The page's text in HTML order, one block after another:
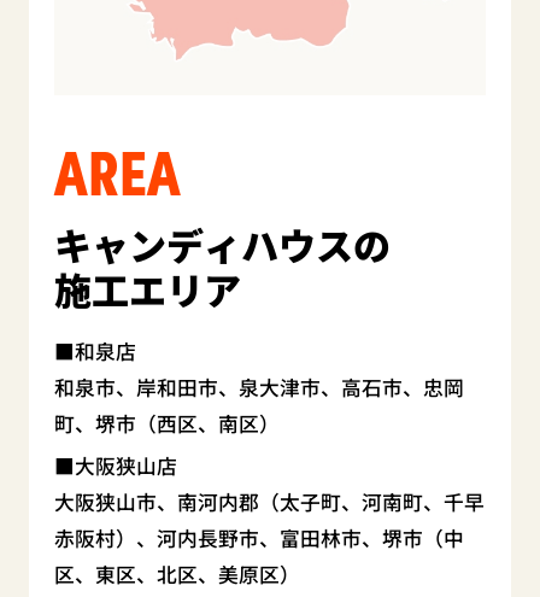
AREA
キャンディハウスの
施工エリア
和泉店
和泉市、岸和田市、泉大津市、高石市、忠岡
町、堺市（西区、南区）
大阪狭山店
大阪狭山市、南河内郡（太子町、河南町、千早
赤阪村）、河内長野市、富田林市、堺市（中
区、東区、北区、美原区）